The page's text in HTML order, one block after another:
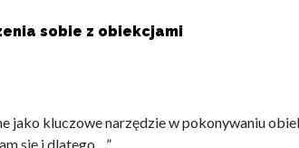
sobie z obiekcjami
jako kluczowe narzędzie w pokonywaniu
się i dlatego…”